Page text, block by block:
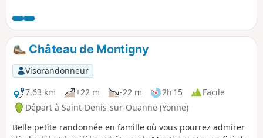
Château de Montigny
Visorandonneur
7,63 km
+22 m -22 m 2h 15
Facile
Départ à Saint-Denis-sur-Ouanne (Yonne)
Belle petite randonnée en famille où vous pourrez admirer